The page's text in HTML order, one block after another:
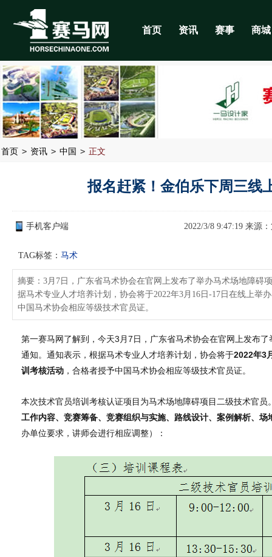
首页 资讯 赛事 商城
首页 > 资讯 > 中国 > 正文
报名赶紧！金伯乐下周三线
手机客户端 2022/3/8 9:47:19 来源：
TAG标签： 马术
摘要：3月7日，广东省马术协会在官网上发布了举办马术场地障碍
据马术专业人才培养计划，协会将于2022年3月16日-17日在线上举
中国马术协会相应等级技术官员证。
第一赛马网了解到，今天3月7日，广东省马术协会在官网上发布
通知。通知表示，根据马术专业人才培养计划，协会将于2022年3
训考核活动 ，合格者授予中国马术协会相应等级技术官员证。
本次技术官员培训考核认证项目为马术场地障碍项目二级技术官
工作内容、竞赛筹备、竞赛组织与实施、路线设计、案例解析、场
办单位要求，讲师会进行相应调整）：